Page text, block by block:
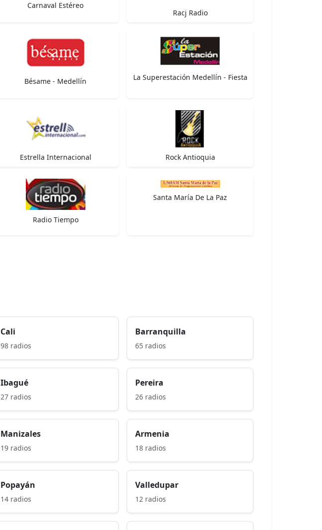
Carnaval Estéreo
Racj Radio
Bésame - Medellín La Superestación Medellín - Fiesta
Estrella Internacional Rock Antioquia
Radio Tiempo
Santa María De La Paz
Cali
98 radios
Barranquilla
65 radios
Ibagué
27 radios
Pereira
26 radios
Manizales
19 radios
Armenia
18 radios
Popayán
14 radios
Valledupar
12 radios